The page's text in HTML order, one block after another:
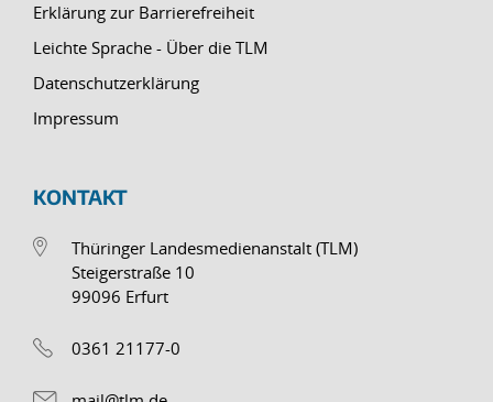
Erklärung zur Barrierefreiheit
Leichte Sprache - Über die TLM
Datenschutzerklärung
Impressum
KONTAKT
Thüringer Landesmedienanstalt (TLM)
Steigerstraße 10
99096 Erfurt
0361 21177-0